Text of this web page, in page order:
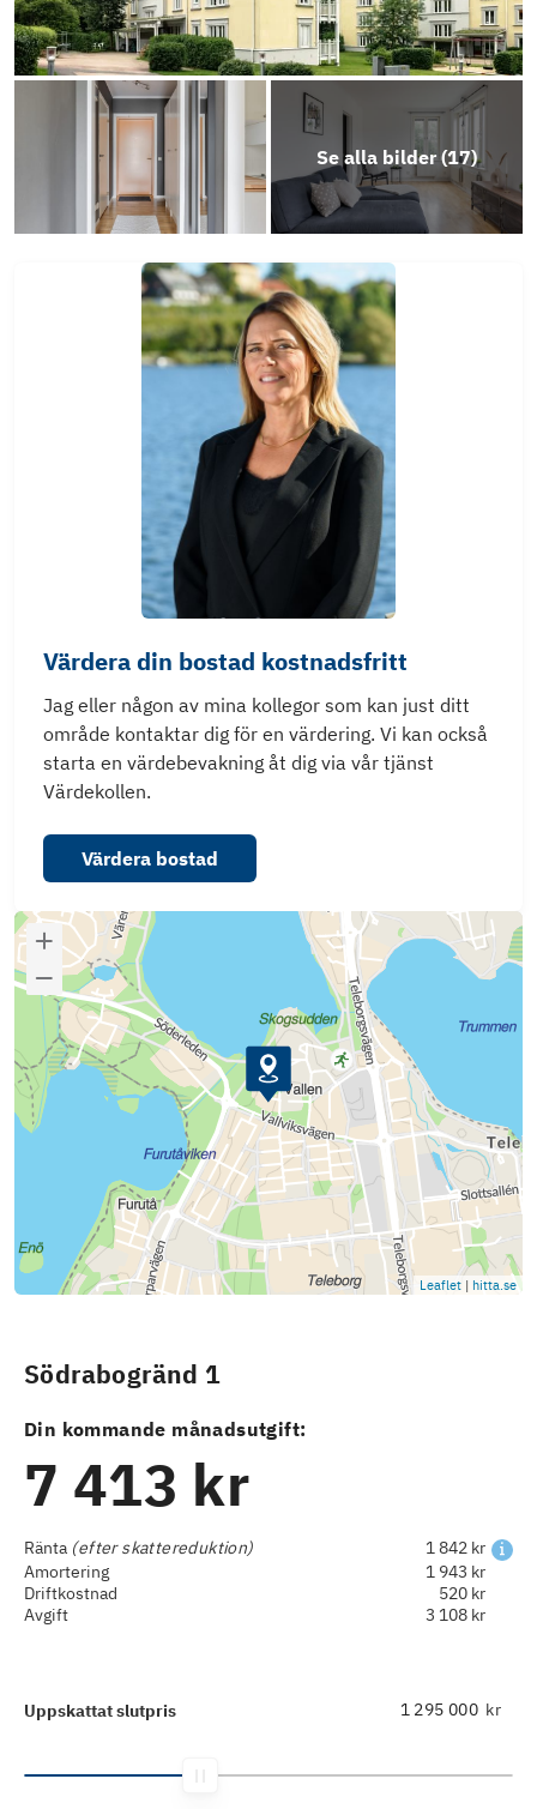
Se alla bilder (17)
Värdera din bostad kostnadsfritt
Jag eller någon av mina kollegor som kan just ditt
område kontaktar dig för en värdering. Vi kan också
starta en värdebevakning åt dig via vår tjänst
Värdekollen.
Värdera bostad
Leaflet | hitta.se
Södrabogränd 1
Din kommande månadsutgift:
7 413 kr
Ränta (efter skattereduktion)
1 842 kr
Amortering
1 943 kr
Driftkostnad
520 kr
Avgift
3 108 kr
Uppskattat slutpris kr